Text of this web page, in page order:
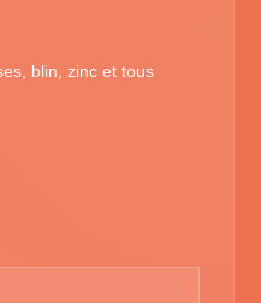
blin, zinc et tous